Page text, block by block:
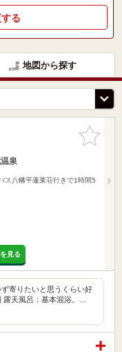
る
地図から探す
お気に入
りに追加
泉
ス八幡平蓬莱荘行きで1時間5
見る
寄りたいと思うくらい好
露天風呂：基本混浴。…